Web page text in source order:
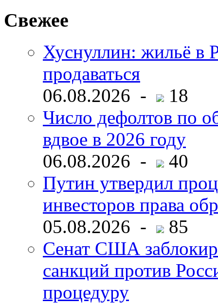
Свежее
Хуснуллин: жильё в
продаваться
06.08.2026 -
18
Число дефолтов по
вдвое в 2026 году
06.08.2026 -
40
Путин утвердил
инвесторов права
05.08.2026 -
85
Сенат США
санкций против
процедуру